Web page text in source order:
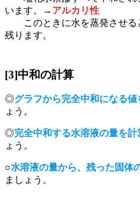
います。→ アルカリ性
このときに水を蒸発させる
残ります。
[3]中和の計算
◎グラフから完全中和になる
ょう。
◎完全中和する水溶液の量を
ょう。
○水溶液の量から、残った固体
ましょう。